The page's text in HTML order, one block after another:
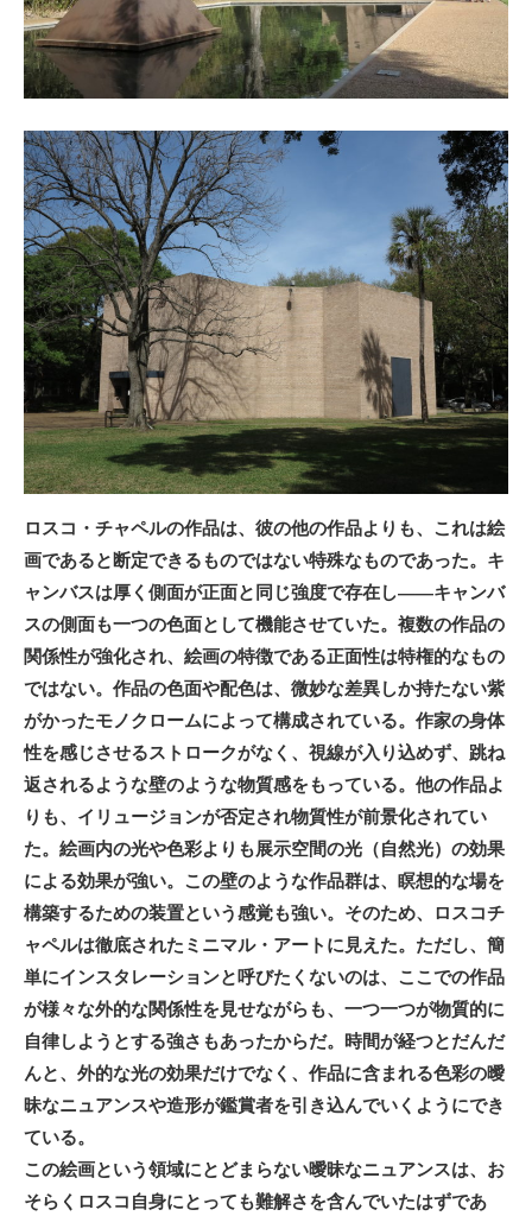
ロスコ・チャペルの作品は、彼の他の作品よりも、これは絵
画であると断定できるものではない特殊なものであった。キ
ャンバスは厚く側面が正面と同じ強度で存在し——キャンバ
スの側面も一つの色面として機能させていた。複数の作品の
関係性が強化され、絵画の特徴である正面性は特権的なもの
ではない。作品の色面や配色は、微妙な差異しか持たない紫
がかったモノクロームによって構成されている。作家の身体
性を感じさせるストロークがなく、視線が入り込めず、跳ね
返されるような壁のような物質感をもっている。他の作品よ
りも、イリュージョンが否定され物質性が前景化されてい
た。絵画内の光や色彩よりも展示空間の光（自然光）の効果
による効果が強い。この壁のような作品群は、瞑想的な場を
構築するための装置という感覚も強い。そのため、ロスコチ
ャペルは徹底されたミニマル・アートに見えた。ただし、簡
単にインスタレーションと呼びたくないのは、ここでの作品
が様々な外的な関係性を見せながらも、一つ一つが物質的に
自律しようとする強さもあったからだ。時間が経つとだんだ
んと、外的な光の効果だけでなく、作品に含まれる色彩の曖
昧なニュアンスや造形が鑑賞者を引き込んでいくようにでき
ている。
この絵画という領域にとどまらない曖昧なニュアンスは、お
そらくロスコ自身にとっても難解さを含んでいたはずであ